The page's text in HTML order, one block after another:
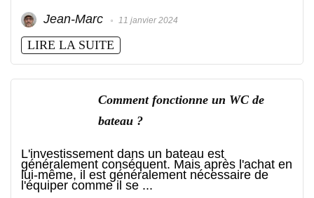
Jean-Marc
11 janvier 2024
LIRE LA SUITE
Comment fonctionne un WC de
bateau ?
L'investissement dans un bateau est
généralement conséquent. Mais après l'achat en
lui-même, il est généralement nécessaire de
l'équiper comme il se ...